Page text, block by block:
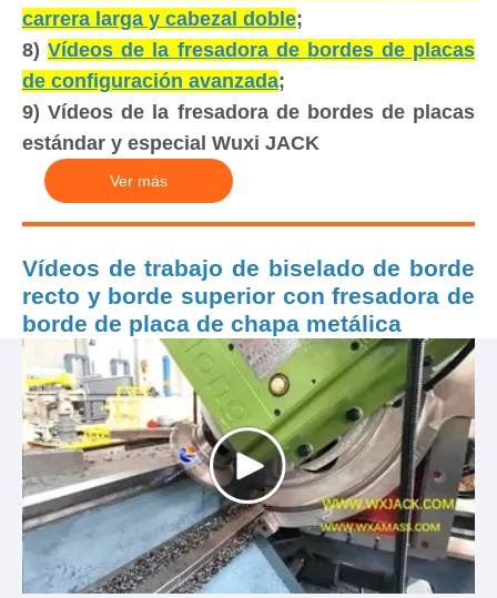
carrera larga y cabezal doble;
8)Vídeos de la fresadora de bordes de placas
de configuración avanzada;
9) Vídeos de la fresadora de bordes de placas
estándar y especial Wuxi JACK
Ver más
Vídeos de trabajo de biselado de borde
recto y borde superior con fresadora de
borde de placa de chapa metálica